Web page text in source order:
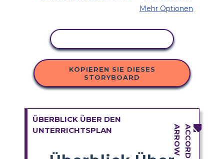
Mehr Optionen
KOPIEREN SIE DIESES
STORYBOARD
ÜBERBLICK ÜBER DEN
UNTERRICHTSPLAN